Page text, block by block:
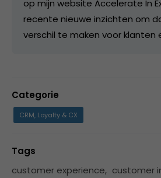
op mijn website Accelerate In
recente nieuwe inzichten om
verschil te maken voor klanten
Categorie
CRM, Loyalty & CX
Tags
customer experience, customer